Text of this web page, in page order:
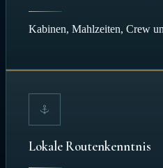
Kabinen, Mahlzeiten, Crew
Lokale Routenkenntnis